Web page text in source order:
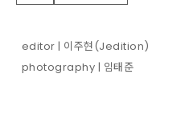
editor | 이주현(Jedition)
photography | 임태준